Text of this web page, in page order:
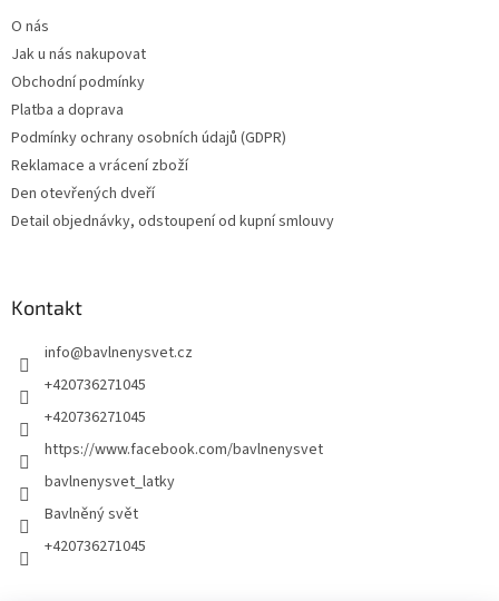
O nás
Jak u nás nakupovat
Obchodní podmínky
Platba a doprava
Podmínky ochrany osobních údajů (GDPR)
Reklamace a vrácení zboží
Den otevřených dveří
Detail objednávky, odstoupení od kupní smlouvy
Kontakt
info@bavlnenysvet.cz
+420736271045
+420736271045
https://www.facebook.com/bavlnenysvet
bavlnenysvet_latky
Bavlněný svět
+420736271045